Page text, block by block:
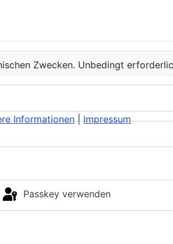
Passkey verwenden
Zwecken. Unbedingt
Informationen|Impressum